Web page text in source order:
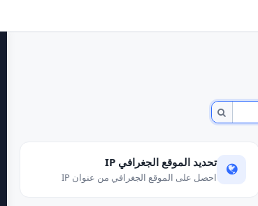
تحديد الموقع الجغرافي IP
احصل على الموقع الجغرافي من عنوان IP